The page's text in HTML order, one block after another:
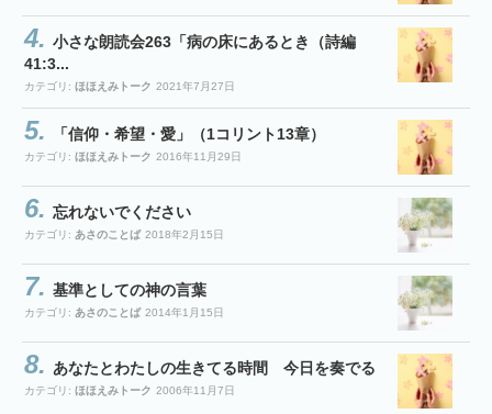
小さな朗読会263「病の床にあるとき（詩編
41:3...
カテゴリ: ほほえみトーク 2021年7月27日
「信仰・希望・愛」（1コリント13章）
カテゴリ: ほほえみトーク 2016年11月29日
忘れないでください
カテゴリ: あさのことば 2018年2月15日
基準としての神の言葉
カテゴリ: あさのことば 2014年1月15日
あなたとわたしの生きてる時間 今日を奏でる
カテゴリ: ほほえみトーク 2006年11月7日